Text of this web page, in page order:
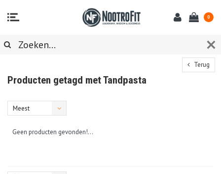
0
Terug
Producten getagd met Tandpasta
Meest
Geen producten gevonden!...